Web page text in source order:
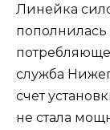
Линейка
служба
счет
не стала